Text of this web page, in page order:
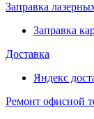
Заправка
Заправка
Доставка
Яндекс
Ремонт офисной